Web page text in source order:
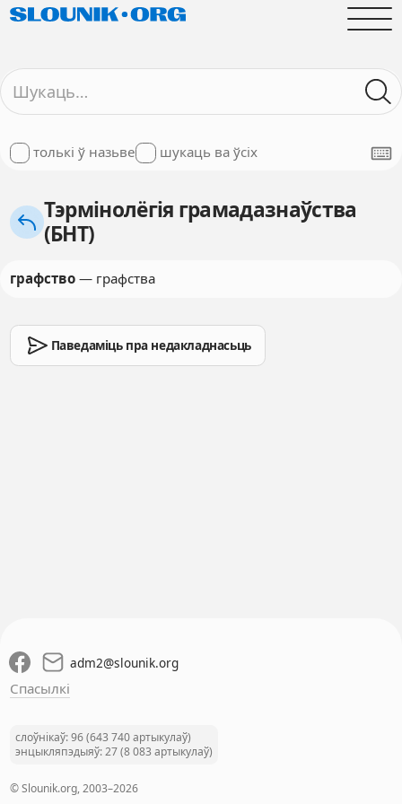
толькі ў назьве шукаць ва ўсіх
Тэрмінолёгія грамадазнаўства
(БНТ)
графство— графства
Паведаміць пра недакладнасьць
adm2@slounik.org
Спасылкі
слоўнікаў: 96 (643 740 артыкулаў)
энцыкляпэдыяў: 27 (8 083 артыкулаў)
© Slounik.org, 2003–2026